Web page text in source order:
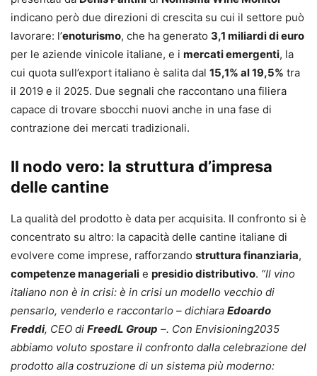
indicano però due direzioni di crescita su cui il settore può
lavorare: l’enoturismo, che ha generato 3,1 miliardi di euro
per le aziende vinicole italiane, e i mercati emergenti, la
cui quota sull’export italiano è salita dal 15,1% al 19,5% tra
il 2019 e il 2025. Due segnali che raccontano una filiera
capace di trovare sbocchi nuovi anche in una fase di
contrazione dei mercati tradizionali.
Il nodo vero: la struttura d’impresa
delle cantine
La qualità del prodotto è data per acquisita. Il confronto si è
concentrato su altro: la capacità delle cantine italiane di
evolvere come imprese, rafforzando struttura finanziaria,
competenze manageriali e presidio distributivo. “Il vino
italiano non è in crisi: è in crisi un modello vecchio di
pensarlo, venderlo e raccontarlo – dichiara Edoardo
Freddi, CEO di FreedL Group –. Con Envisioning2035
abbiamo voluto spostare il confronto dalla celebrazione del
prodotto alla costruzione di un sistema più moderno: